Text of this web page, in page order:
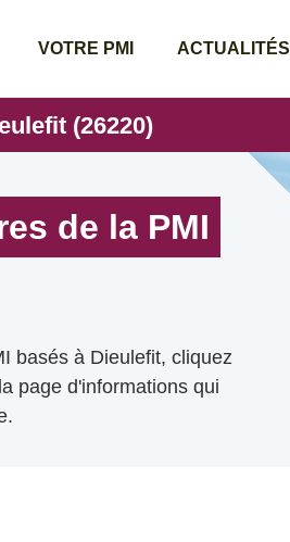
VOTRE PMI ACTUALITÉS
(26220)
de la PMI
basés à Dieulefit, cliquez
page d'informations qui